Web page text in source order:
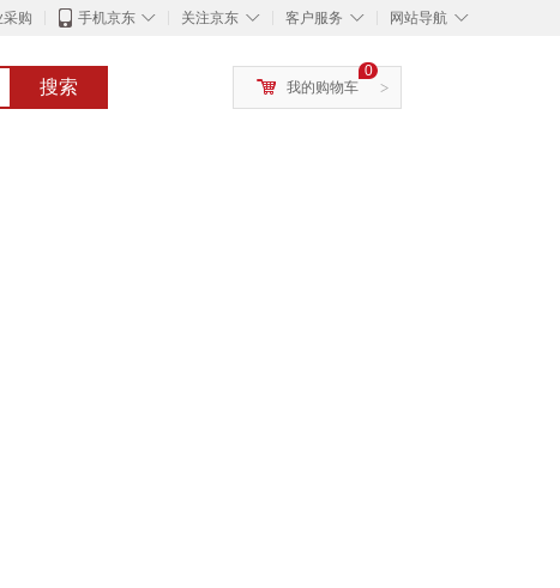
采购 ◇
手机京东 ◇
关注京东 ◇
客户服务 ◇
网站导航
搜索 >
0
我的购物车